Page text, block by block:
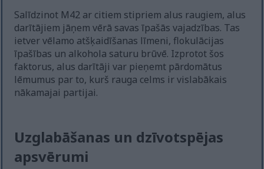
Salīdzinot M42 ar citiem stipriem alus raugiem, alus
darītājiem jāņem vērā savas īpašās vajadzības. Tas
ietver vēlamo atšķaidīšanas līmeni, flokulācijas
īpašības un alkohola saturu brūvē. Izprotot šos
faktorus, alus darītāji var pieņemt pārdomātus
lēmumus par to, kurš rauga celms ir vislabākais
nākamajai partijai.
Uzglabāšanas un dzīvotspējas
apsvērumi